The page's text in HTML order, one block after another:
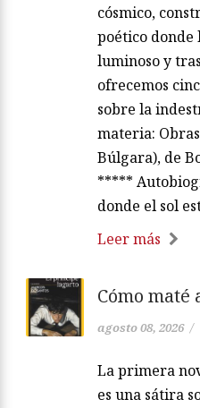
cósmico,
poético donde
luminoso y
ofrecemos
sobre la
materia:
Búlgara), de
*****
donde el sol
Leer más
Cómo maté
agosto 08, 2026 /
La primera
es una sátira